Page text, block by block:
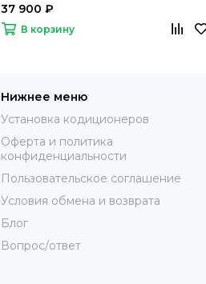
37 900 ₽
В корзину
Нижнее меню
Установка кодиционеров
Оферта и политика
конфиденциальности
Пользовательское соглашение
Условия обмена и возврата
Блог
Вопрос/ответ